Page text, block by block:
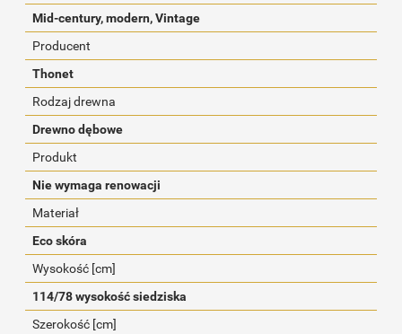
Mid-century, modern, Vintage
Producent
Thonet
Rodzaj drewna
Drewno dębowe
Produkt
Nie wymaga renowacji
Materiał
Eco skóra
Wysokość [cm]
114/78 wysokość siedziska
Szerokość [cm]